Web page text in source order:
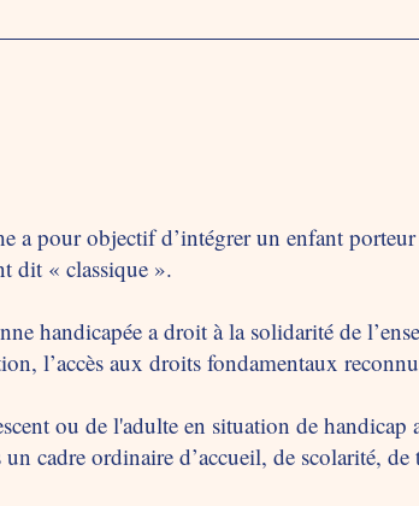
a pour objectif d’intégrer un enfant
dit « classique ».
handicapée a droit à la solidarité de
l’accès aux droits fondamentaux
ou de l'adulte en situation de
cadre ordinaire d’accueil, de scolarité, de